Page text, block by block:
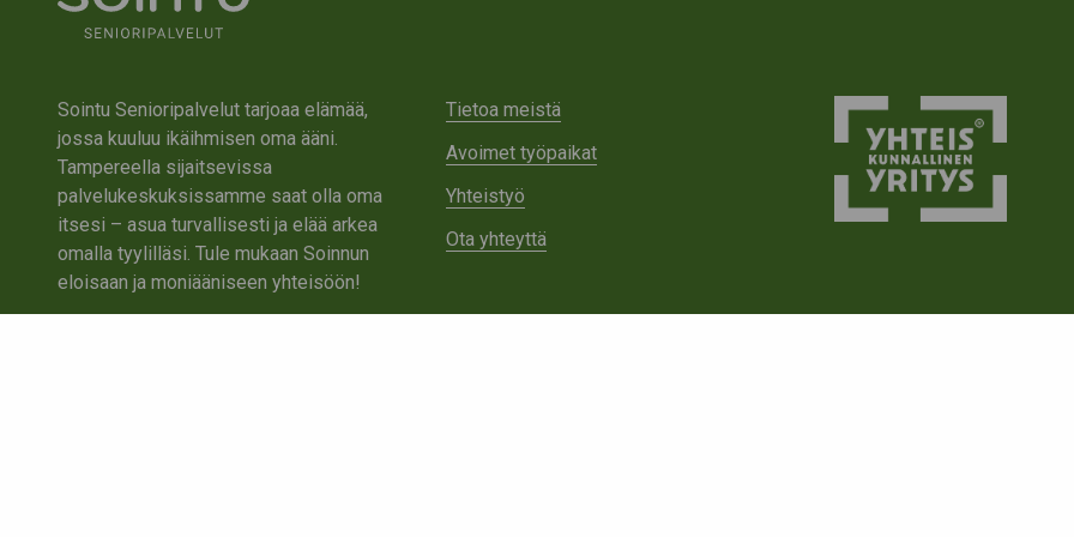
Sointu Senioripalvelut tarjoaa elämää,
jossa kuuluu ikäihmisen oma ääni.
Tampereella sijaitsevissa
palvelukeskuksissamme saat olla oma
itsesi – asua turvallisesti ja elää arkea
omalla tyylilläsi. Tule mukaan Soinnun
eloisaan ja moniääniseen yhteisöön!
Tietoa meistä
Avoimet työpaikat
Yhteistyö
Ota yhteyttä